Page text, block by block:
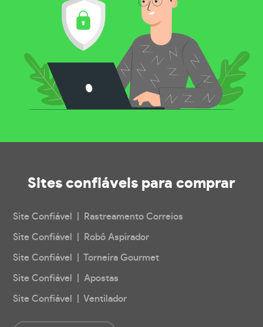
Sites confiáveis para comprar
Site Confiável | Rastreamento Correios
Site Confiável | Robô Aspirador
Site Confiável | Torneira Gourmet
Site Confiável | Apostas
Site Confiável | Ventilador